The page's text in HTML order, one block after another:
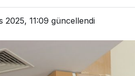
2025, 11:09 güncellendi